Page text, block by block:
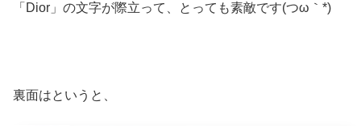
「Dior」の文字が際立って、とっても素敵です(つω｀*)
裏面はというと、